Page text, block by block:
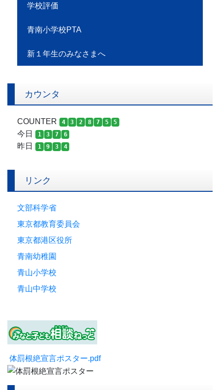
学校評価
青南小学校PTA
新１年生のみなさまへ
カウンタ
COUNTER 4 3 2 8 7 5 5
今日 1 3 7 6
昨日 1 9 3 4
リンク
文部科学省
東京都教育委員会
東京都港区役所
青南幼稚園
青山小学校
青山中学校
体罰根絶宣言ポスター.pdf